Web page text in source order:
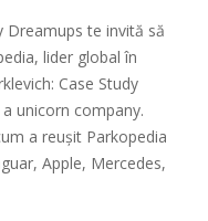
Dreamups te invită să
lider global în
Case Study
unicorn company.
a reușit Parkopedia
Apple, Mercedes,